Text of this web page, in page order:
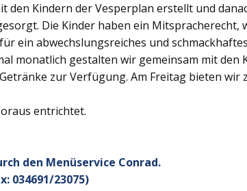
den Kindern der Vesperplan erstellt und
Die Kinder haben ein Mitspracherecht,
ein abwechslungsreiches und
monatlich gestalten wir gemeinsam mit
zur Verfügung. Am Freitag bieten wir
entrichtet.
den Menüservice Conrad.
034691/23075)